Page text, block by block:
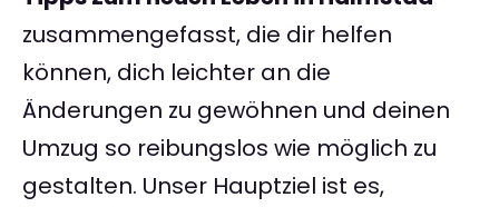
zusammengefasst, die dir helfen
können, dich leichter an die
Änderungen zu gewöhnen und deinen
Umzug so reibungslos wie möglich zu
gestalten. Unser Hauptziel ist es,